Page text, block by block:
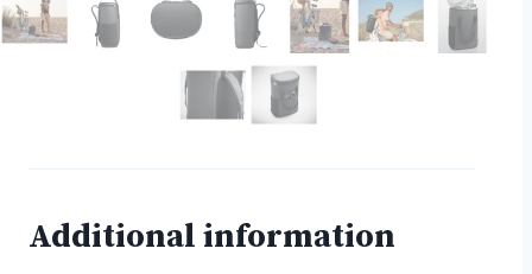
Additional information